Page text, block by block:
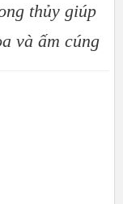
thủy giúp
và ấm cúng